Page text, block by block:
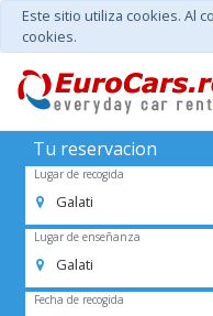
Este sitio utiliza cookies. Al
cookies.
Tu reservacion
Lugar de recogida
Galati
Lugar de enseñanza
Galati
Fecha de recogida